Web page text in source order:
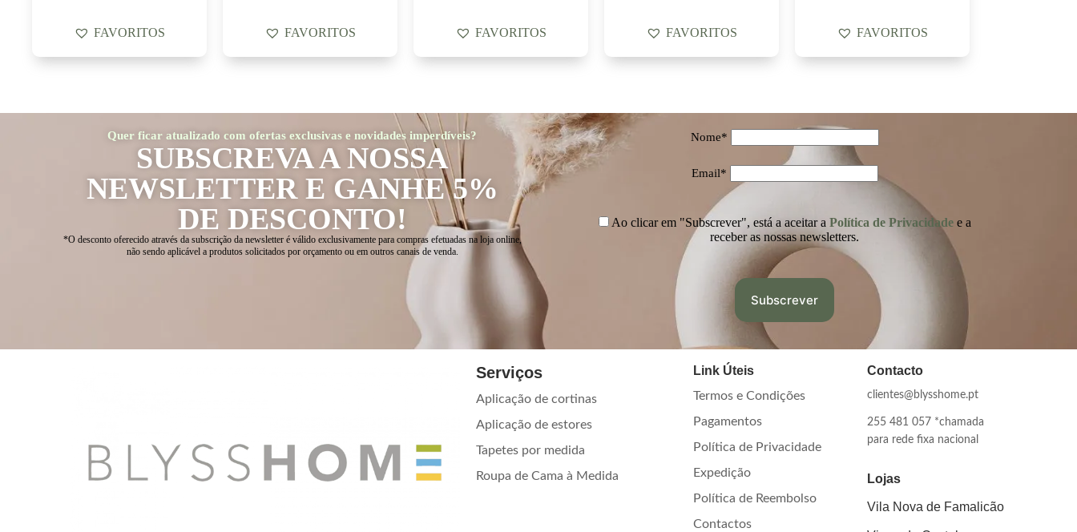
FAVORITOS FAVORITOS FAVORITOS FAVORITOS FAVORITOS
Quer ficar atualizado com ofertas exclusivas e novidades imperdíveis?
SUBSCREVA A NOSSA
NEWSLETTER E GANHE 5%
DE DESCONTO!
*O desconto oferecido através da subscrição da newsletter é válido exclusivamente para compras efetuadas na loja online,
não sendo aplicável a produtos solicitados por orçamento ou em outros canais de venda.
Nome*
Email*
Ao clicar em "Subscrever", está a aceitar a Política de Privacidadee a
receber as nossas newsletters.
Serviços
Aplicação de cortinas
Aplicação de estores
Tapetes por medida
Roupa de Cama à Medida
Link Úteis
Termos e Condições
Pagamentos
Política de Privacidade
Expedição
Política de Reembolso
Contactos
Contacto
clientes@blysshome.pt
255 481 057 *chamada
para rede fixa nacional
Lojas
Vila Nova de Famalicão